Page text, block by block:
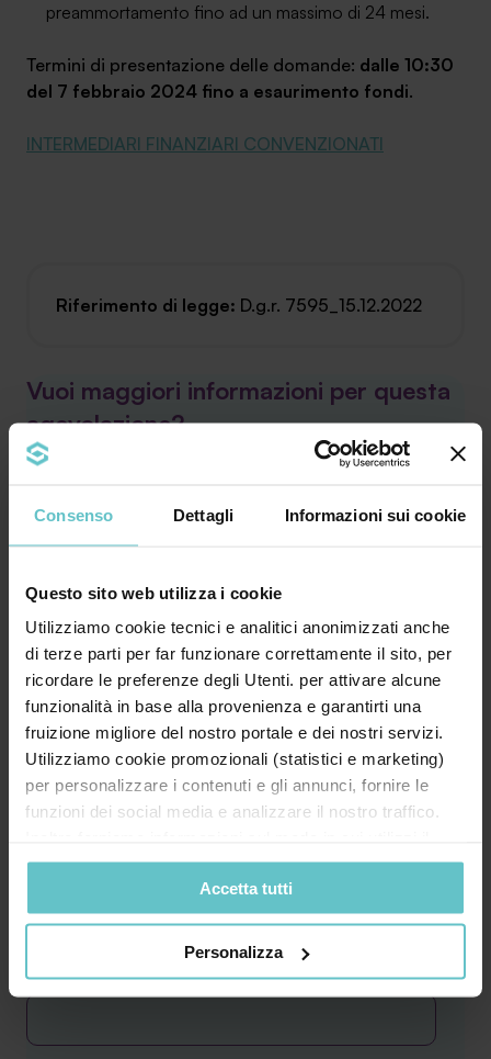
Consenso Dettagli Informazioni sui cookie
Questo sito web utilizza i cookie
Utilizziamo cookie tecnici e analitici anonimizzati anche
di terze parti per far funzionare correttamente il sito, per
ricordare le preferenze degli Utenti. per attivare alcune
funzionalità in base alla provenienza e garantirti una
fruizione migliore del nostro portale e dei nostri servizi.
Utilizziamo cookie promozionali (statistici e marketing)
per personalizzare i contenuti e gli annunci, fornire le
funzioni dei social media e analizzare il nostro traffico.
nostro sito ai nostri partner che si occupano di analisi dei
dati web, pubblicità e social media, i quali potrebbero
combinarle con altre informazioni che hai fornito loro o
che hanno raccolto in base al tuo utilizzo dei loro servizi.
cookie potranno essere implementati ad esclusione di
sito. Cliccando su “ACCETTA TUTTI” invece accetterai di
Accetta tutti
Personalizza
preammortamento fino ad un massimo di 24 mesi.
Termini di presentazione delle domande: dalle 10:30
del 7 febbraio 2024 fino a esaurimento fondi.
INTERMEDIARI FINANZIARI CONVENZIONATI
Riferimento di legge: D.g.r. 7595_15.12.2022
Vuoi maggiori informazioni per questa
agevolazione?
contatterà entro 24h
Cognome*
Azienda*
Comune*